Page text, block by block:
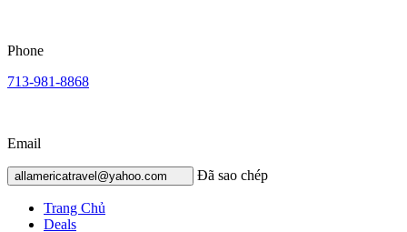
Phone
713-981-8868
Email
allamericatravel@yahoo.com Đã sao chép
Trang Chủ
Deals